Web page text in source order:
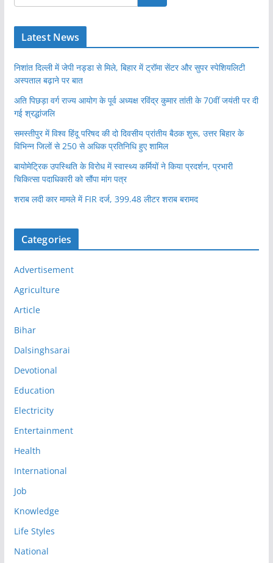
Latest News
निशांत दिल्ली में जेपी नड्डा से मिले, बिहार में ट्रॉमा सेंटर और सुपर स्पेशियलिटी
अस्पताल बढ़ाने पर बात
अति पिछड़ा वर्ग राज्य आयोग के पूर्व अध्यक्ष रविंद्र कुमार तांती के 70वीं जयंती पर दी
गई श्रद्धांजलि
समस्तीपुर में विश्व हिंदू परिषद की दो दिवसीय प्रांतीय बैठक शुरू, उत्तर बिहार के
विभिन्न जिलों से 250 से अधिक प्रतिनिधि हुए शामिल
बायोमेट्रिक उपस्थिति के विरोध में स्वास्थ्य कर्मियों ने किया प्रदर्शन, प्रभारी
चिकित्सा पदाधिकारी को सौंपा मांग पत्र
शराब लदी कार मामले में FIR दर्ज, 399.48 लीटर शराब बरामद
Categories
Advertisement
Agriculture
Article
Bihar
Dalsinghsarai
Devotional
Education
Electricity
Entertainment
Health
International
Job
Knowledge
Life Styles
National